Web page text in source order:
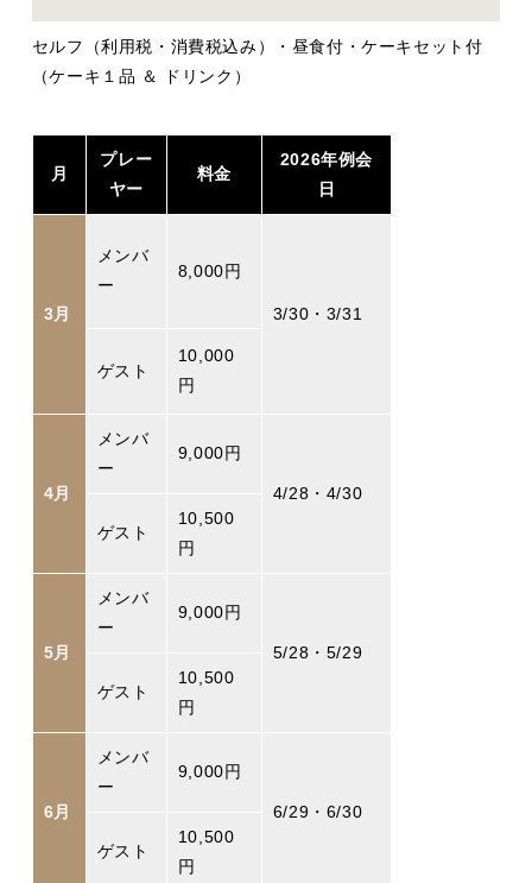
セルフ（利用税・消費税込み）・昼食付・ケーキセット付
（ケーキ１品 ＆ ドリンク）
月
プレー
ヤー
料金
2026年例会
日
3月
メンバ
ー
8,000円
3/30・3/31
ゲスト
10,000
円
4月
メンバ
ー
9,000円
4/28・4/30
ゲスト
10,500
円
5月
メンバ
ー
9,000円
5/28・5/29
ゲスト
10,500
円
6月
メンバ
ー
9,000円
6/29・6/30
ゲスト
10,500
円